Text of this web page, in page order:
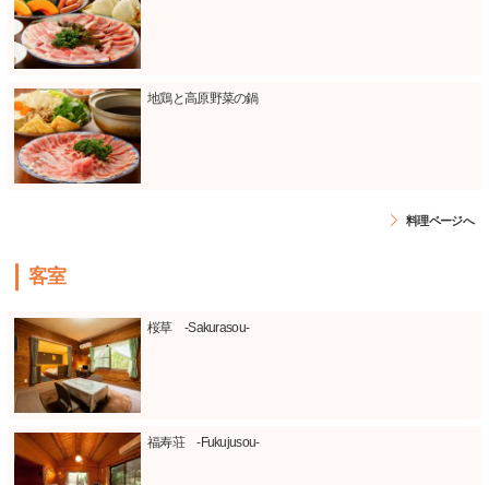
地鶏と高原野菜の鍋
料理ページへ
客室
桜草 -Sakurasou-
福寿荘 -Fukujusou-